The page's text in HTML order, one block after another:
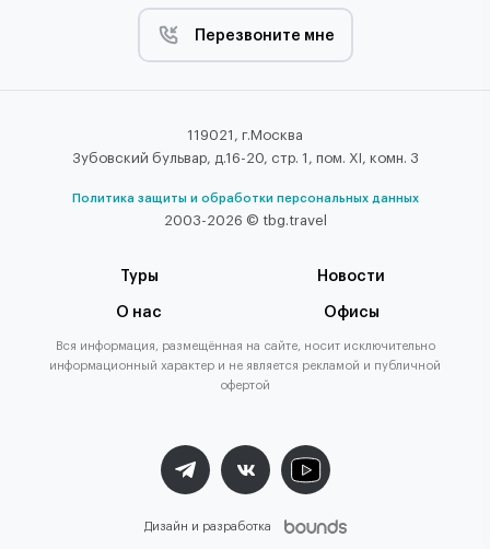
Перезвоните мне
119021, г.Москва
Зубовский бульвар, д.16-20, стр. 1, пом. XI, комн. 3
Политика защиты и обработки персональных данных
2003-2026 © tbg.travel
Туры Новости
О нас Офисы
Вся информация, размещённая на сайте, носит исключительно
информационный характер и не является рекламой и публичной
офертой
Дизайн и разработка